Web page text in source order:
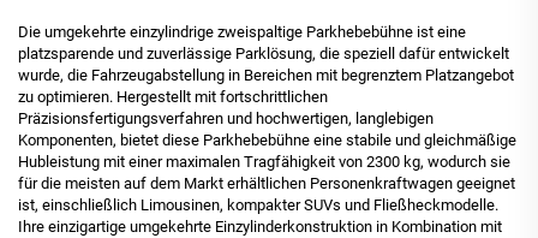
Die umgekehrte einzylindrige zweispaltige Parkhebebühne ist eine
platzsparende und zuverlässige Parklösung, die speziell dafür entwickelt
wurde, die Fahrzeugabstellung in Bereichen mit begrenztem Platzangebot
zu optimieren. Hergestellt mit fortschrittlichen
Präzisionsfertigungsverfahren und hochwertigen, langlebigen
Komponenten, bietet diese Parkhebebühne eine stabile und gleichmäßige
Hubleistung mit einer maximalen Tragfähigkeit von 2300 kg, wodurch sie
für die meisten auf dem Markt erhältlichen Personenkraftwagen geeignet
ist, einschließlich Limousinen, kompakter SUVs und Fließheckmodelle.
Ihre einzigartige umgekehrte Einzylinderkonstruktion in Kombination mit